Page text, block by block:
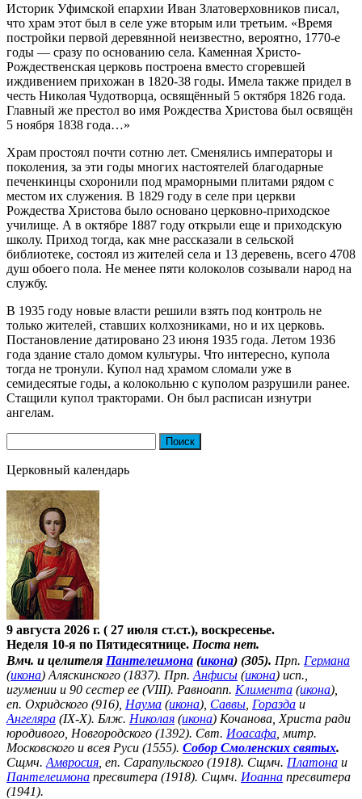
Историк Уфимской епархии Иван Златоверховников писал,
что храм этот был в селе уже вторым или третьим. «Время
постройки первой деревянной неизвестно, вероятно, 1770-е
годы — сразу по основанию села. Каменная Христо-
Рождественская церковь построена вместо сгоревшей
иждивением прихожан в 1820-38 годы. Имела также придел в
честь Николая Чудотворца, освящённый 5 октября 1826 года.
Главный же престол во имя Рождества Христова был освящён
5 ноября 1838 года…»
Храм простоял почти сотню лет. Сменялись императоры и
поколения, за эти годы многих настоятелей благодарные
печенкинцы схоронили под мраморными плитами рядом с
местом их служения. В 1829 году в селе при церкви
Рождества Христова было основано церковно-приходское
училище. А в октябре 1887 году открыли еще и приходскую
школу. Приход тогда, как мне рассказали в сельской
библиотеке, состоял из жителей села и 13 деревень, всего 4708
душ обоего пола. Не менее пяти колоколов созывали народ на
службу.
В 1935 году новые власти решили взять под контроль не
только жителей, ставших колхозниками, но и их церковь.
Постановление датировано 23 июня 1935 года. Летом 1936
года здание стало домом культуры. Что интересно, купола
тогда не тронули. Купол над храмом сломали уже в
семидесятые годы, а колокольню с куполом разрушили ранее.
Стащили купол тракторами. Он был расписан изнутри
ангелам.
Церковный календарь
9 августа 2026 г. ( 27 июля ст.ст.), воскресенье.
Неделя 10-я по Пятидесятнице. Поста нет.
Вмч. и целителя Пантелеимона (икона) (305). Прп. Германа
(икона) Аляскинского (1837). Прп. Анфисы (икона) исп.,
игумении и 90 сестер ее (VIII). Равноапп. Климента (икона),
еп. Охридского (916), Наума (икона), Саввы Горазда и
Ангеляра (IX-X). Блж. Николая (икона) Кочанова, Христа ради
юродивого, Новгородского (1392). Свт. Иоасафа , митр.
Московского и всея Руси (1555). Собор Смоленских святых.
Сщмч. Амвросия , еп. Сарапульского (1918). Сщмч. Платона и
Пантелеимона пресвитера (1918). Сщмч. Иоанна пресвитера
(1941).